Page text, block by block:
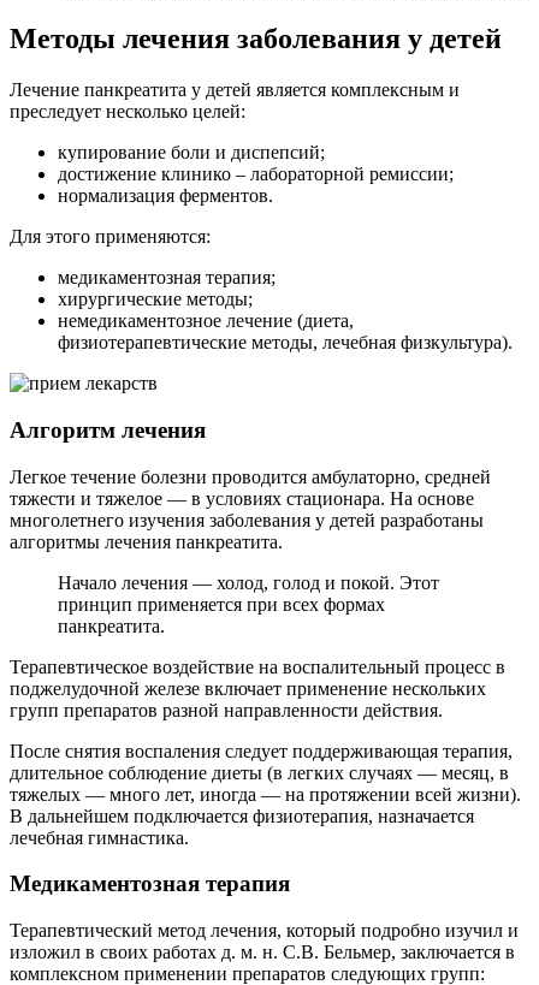
Методы лечения заболевания у детей
Лечение панкреатита у детей является комплексным и
преследует несколько целей:
купирование боли и диспепсий;
достижение клинико – лабораторной ремиссии;
нормализация ферментов.
Для этого применяются:
медикаментозная терапия;
хирургические методы;
немедикаментозное лечение (диета,
физиотерапевтические методы, лечебная физкультура).
Алгоритм лечения
Легкое течение болезни проводится амбулаторно, средней
тяжести и тяжелое — в условиях стационара. На основе
многолетнего изучения заболевания у детей разработаны
алгоритмы лечения панкреатита.
Начало лечения — холод, голод и покой. Этот
принцип применяется при всех формах
панкреатита.
Терапевтическое воздействие на воспалительный процесс в
поджелудочной железе включает применение нескольких
групп препаратов разной направленности действия.
После снятия воспаления следует поддерживающая терапия,
длительное соблюдение диеты (в легких случаях — месяц, в
тяжелых — много лет, иногда — на протяжении всей жизни).
В дальнейшем подключается физиотерапия, назначается
лечебная гимнастика.
Медикаментозная терапия
Терапевтический метод лечения, который подробно изучил и
изложил в своих работах д. м. н. С.В. Бельмер, заключается в
комплексном применении препаратов следующих групп: